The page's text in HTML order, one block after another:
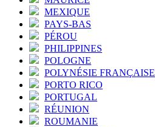
MEXIQUE
PAYS-BAS
PÉROU
PHILIPPINES
POLOGNE
POLYNÉSIE FRANÇAISE
PORTO RICO
PORTUGAL
RÉUNION
ROUMANIE